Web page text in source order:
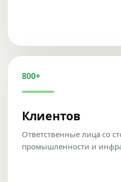
800+
Клиентов
Ответственные лица со
промышленности и